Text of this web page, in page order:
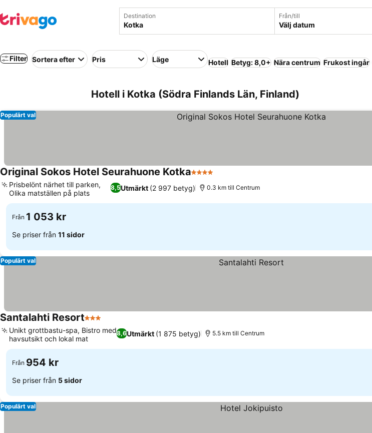
Destination Från/till
Välj datum
Filter Sortera efter Pris Läge Hotell Betyg: 8,0+ Nära centrum Frukost ingår
Hotell i Kotka (Södra Finlands Län, Finland)
Populärt val
Original Sokos Hotel Seurahuone Kotka4 Stjärnor
8,5Utmärkt (2 997 betyg)
Prisbelönt närhet till parken,
Olika matställen på plats
0.3 km till Centrum
Från 1 053 kr
Se priser från 11 sidor
Populärt val
Santalahti Resort3 Stjärnor
8,6Utmärkt (1 875 betyg)
Unikt grottbastu-spa, Bistro med
havsutsikt och lokal mat
5.5 km till Centrum
Från 954 kr
Se priser från 5 sidor
Populärt val